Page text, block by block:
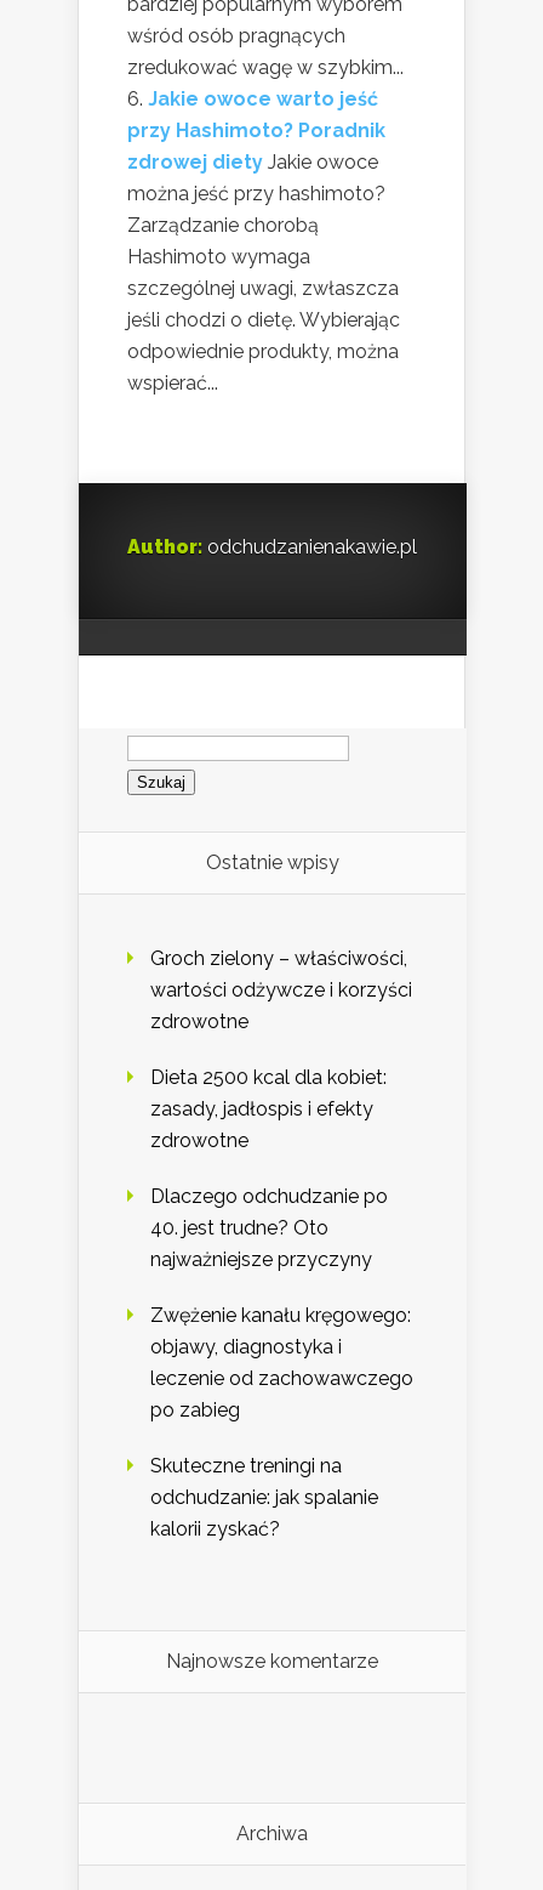
wśród osób pragnących
zredukować wagę w szybkim...
Jakie owoce warto jeść
przy Hashimoto? Poradnik
zdrowej diety Jakie owoce
można jeść przy hashimoto?
Zarządzanie chorobą
Hashimoto wymaga
szczególnej uwagi, zwłaszcza
jeśli chodzi o dietę. Wybierając
odpowiednie produkty, można
wspierać...
Author: odchudzanienakawie.pl
Szukaj:
Ostatnie wpisy
Groch zielony – właściwości,
wartości odżywcze i korzyści
zdrowotne
Dieta 2500 kcal dla kobiet:
zasady, jadłospis i efekty
zdrowotne
Dlaczego odchudzanie po
40. jest trudne? Oto
najważniejsze przyczyny
Zwężenie kanału kręgowego:
objawy, diagnostyka i
leczenie od zachowawczego
po zabieg
Skuteczne treningi na
odchudzanie: jak spalanie
kalorii zyskać?
Najnowsze komentarze
Archiwa